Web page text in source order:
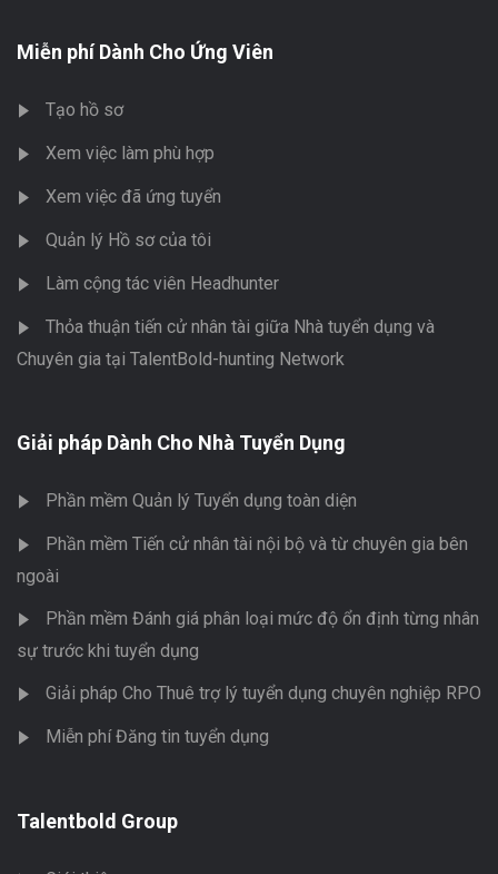
Miễn phí Dành Cho Ứng Viên
Tạo hồ sơ
Xem việc làm phù hợp
Xem việc đã ứng tuyển
Quản lý Hồ sơ của tôi
Làm cộng tác viên Headhunter
Thỏa thuận tiến cử nhân tài giữa Nhà tuyển dụng và
Chuyên gia tại TalentBold-hunting Network
Giải pháp Dành Cho Nhà Tuyển Dụng
Phần mềm Quản lý Tuyển dụng toàn diện
Phần mềm Tiến cử nhân tài nội bộ và từ chuyên gia bên
ngoài
Phần mềm Đánh giá phân loại mức độ ổn định từng nhân
sự trước khi tuyển dụng
Giải pháp Cho Thuê trợ lý tuyển dụng chuyên nghiệp RPO
Miễn phí Đăng tin tuyển dụng
Talentbold Group